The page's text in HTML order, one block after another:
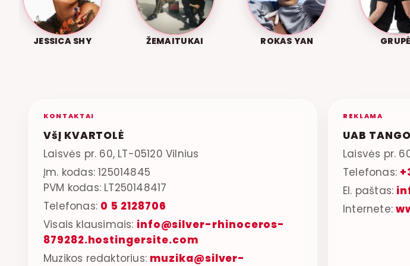
JESSICA SHY ŽEMAITUKAI ROKAS YAN
KONTAKTAI
VšĮ KVARTOLĖ
Laisvės pr. 60, LT-05120 Vilnius
Įm. kodas: 125014845
PVM kodas: LT250148417
Telefonas: 0 5 2128706
Visais klausimais: info@silver-rhinoceros-
879282.hostingersite.com
Muzikos redaktorius: muzika@silver-
REKLAMA
UAB
Laisvės pr.
Telefonas:
El. paštas:
Internete: